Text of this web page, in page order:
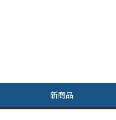
新商品